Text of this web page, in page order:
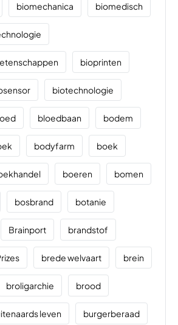
biomechanica biomedisch
bioprinten
biotechnologie
bloedbaan bodem
bodyfarm boek
boeren bomen
bosbrand botanie
Brainport brandstof
brede welvaart brein
broligarchie brood
leven burgerberaad